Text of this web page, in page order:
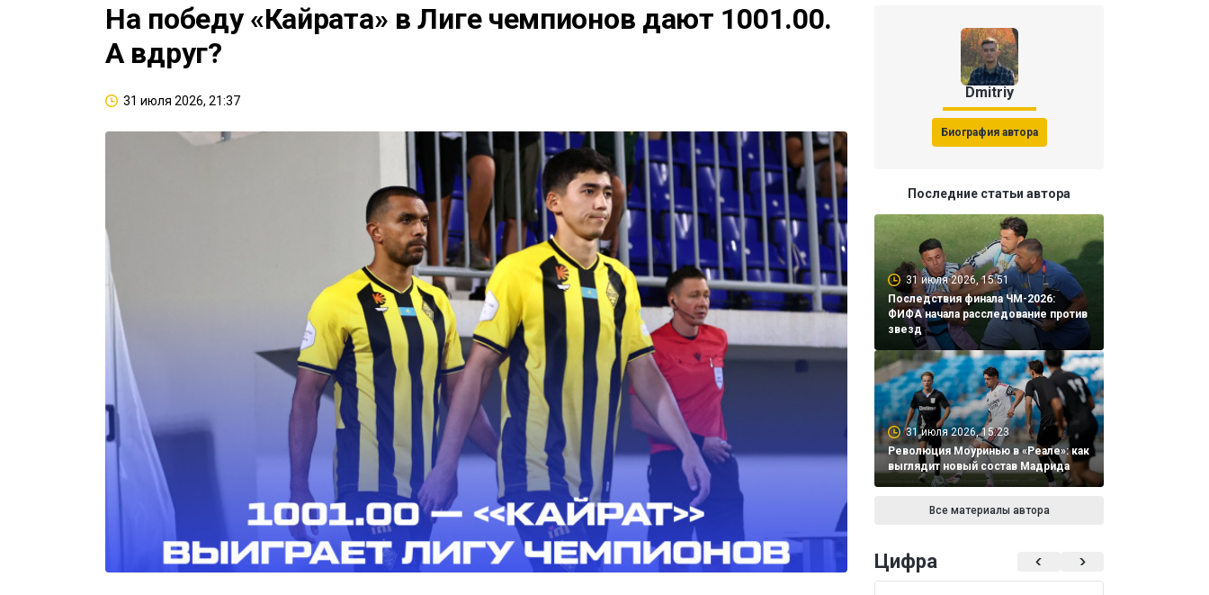
На победу «Кайрата» в Лиге чемпионов дают 1001.00.
А вдруг?
31 июля 2026, 21:37 Dmitriy
Биография автора
Последние статьи автора
31 июля 2026, 15:51
Последствия финала ЧМ-2026:
ФИФА начала расследование против
звезд
31 июля 2026, 15:23
Революция Моуринью в «Реале»: как
выглядит новый состав Мадрида
Все материалы автора
Цифра